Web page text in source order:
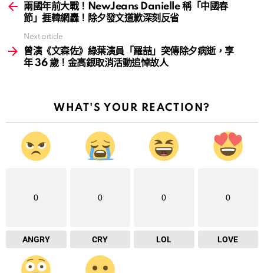
more兩國年前大戰！NewJeans Danielle 稱「中國春
節」捱韓網轟！除夕發文道歉深刻反省
Next article
曾演《文森佐》綠葉演員「羅喆」突傳除夕病逝，享
年 36 歲！金高銀取消活動追悼故人
WHAT'S YOUR REACTION?
0
ANGRY
0
CRY
0
LOL
0
LOVE